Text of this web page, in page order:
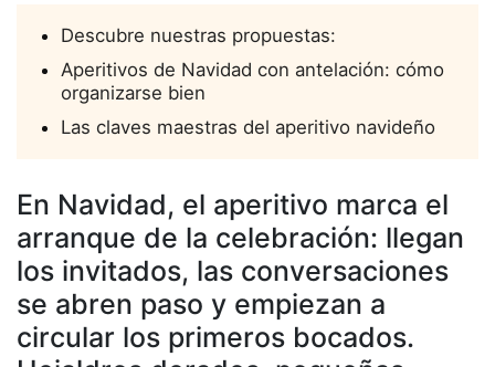
Descubre nuestras propuestas:
Aperitivos de Navidad con antelación: cómo
organizarse bien
Las claves maestras del aperitivo navideño
En Navidad, el aperitivo marca el
arranque de la celebración: llegan
los invitados, las conversaciones
se abren paso y empiezan a
circular los primeros bocados.